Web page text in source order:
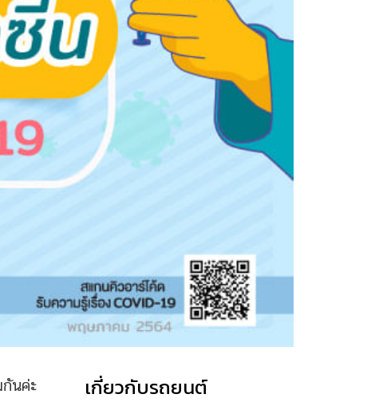
นค่ะ เกี่ยวกับรถยนต์